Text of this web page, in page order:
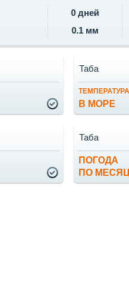
0 дней
0.1 мм
В МОРЕ
Таба
ПОГОДА
ПО
Таба